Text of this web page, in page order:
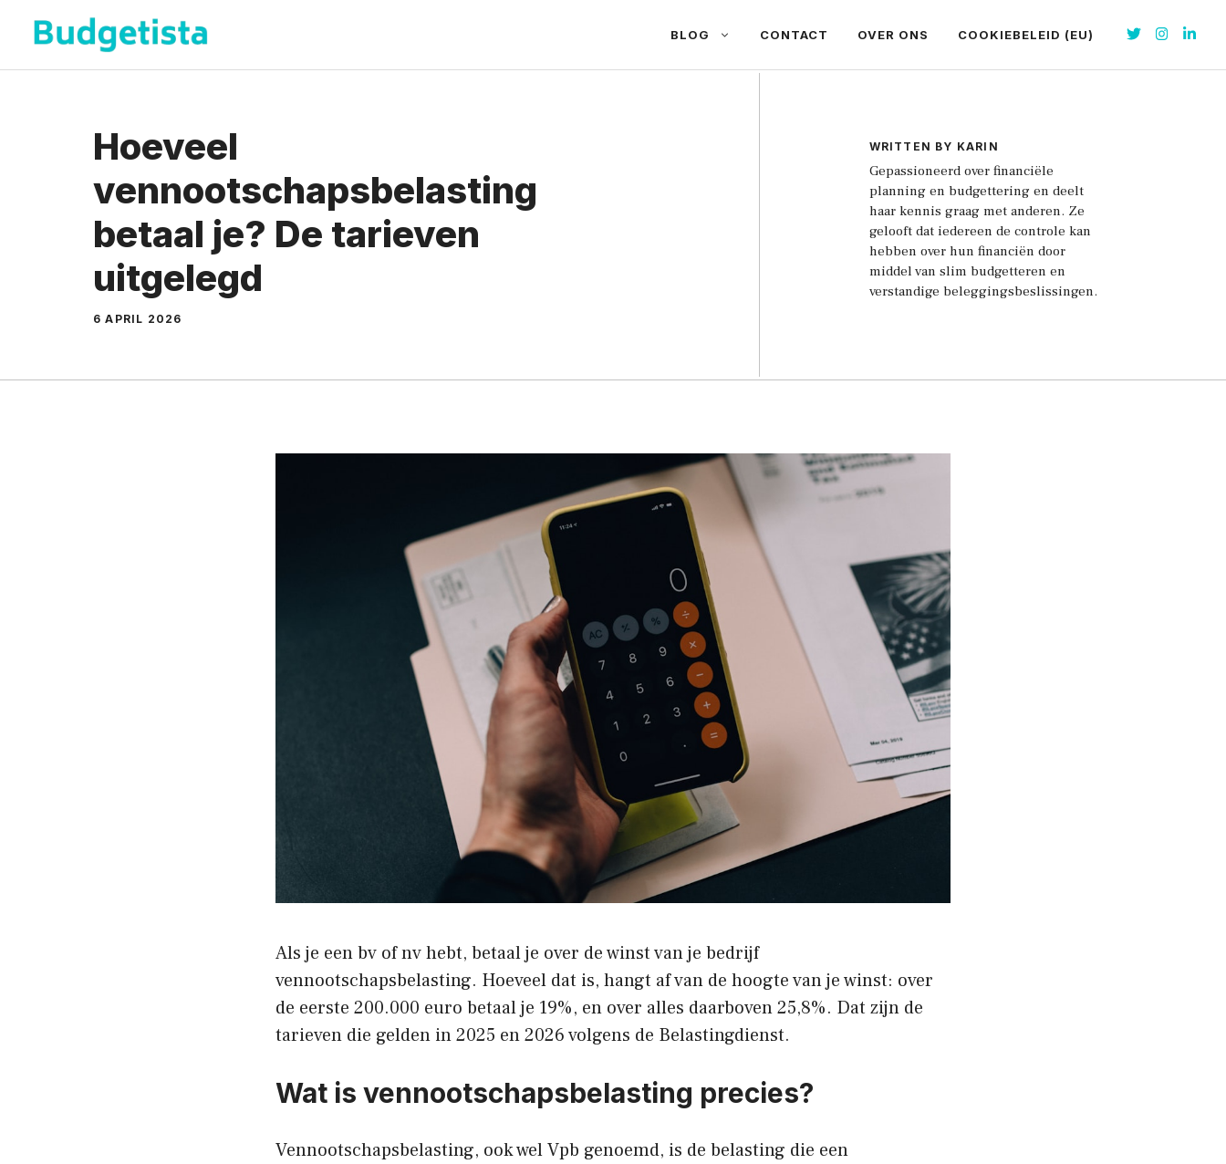
naar
de
BLOG CONTACT OVER ONS COOKIEBELEID (EU)
Hoeveel
vennootschapsbelasting
betaal je? De tarieven
uitgelegd
6 APRIL 2026
WRITTEN BY KARIN
Gepassioneerd over financiële
planning en budgettering en deelt
haar kennis graag met anderen. Ze
gelooft dat iedereen de controle kan
hebben over hun financiën door
middel van slim budgetteren en
verstandige beleggingsbeslissingen.
Als je een bv of nv hebt, betaal je over de winst van je bedrijf
vennootschapsbelasting. Hoeveel dat is, hangt af van de hoogte van je winst: over
de eerste 200.000 euro betaal je 19%, en over alles daarboven 25,8%. Dat zijn de
tarieven die gelden in 2025 en 2026 volgens de Belastingdienst.
Wat is vennootschapsbelasting precies?
Vennootschapsbelasting, ook wel Vpb genoemd, is de belasting die een